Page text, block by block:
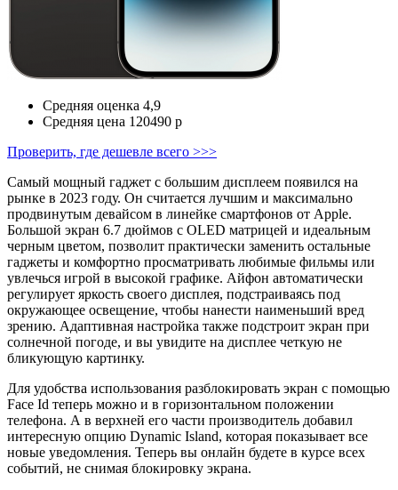
Средняя оценка 4,9
Средняя цена 120490 р
Проверить, где дешевле всего >>>
Самый мощный гаджет с большим дисплеем появился на
рынке в 2023 году. Он считается лучшим и максимально
продвинутым девайсом в линейке смартфонов от Apple.
Большой экран 6.7 дюймов с OLED матрицей и идеальным
черным цветом, позволит практически заменить остальные
гаджеты и комфортно просматривать любимые фильмы или
увлечься игрой в высокой графике. Айфон автоматически
регулирует яркость своего дисплея, подстраиваясь под
окружающее освещение, чтобы нанести наименьший вред
зрению. Адаптивная настройка также подстроит экран при
солнечной погоде, и вы увидите на дисплее четкую не
бликующую картинку.
Для удобства использования разблокировать экран с помощью
Face Id теперь можно и в горизонтальном положении
телефона. А в верхней его части производитель добавил
интересную опцию Dynamic Island, которая показывает все
новые уведомления. Теперь вы онлайн будете в курсе всех
событий, не снимая блокировку экрана.